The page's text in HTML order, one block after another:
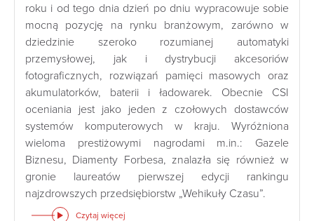
roku i od tego dnia dzień po dniu wypracowuje sobie
mocną pozycję na rynku branżowym, zarówno w
dziedzinie szeroko rozumianej automatyki
przemysłowej, jak i dystrybucji akcesoriów
fotograficznych, rozwiązań pamięci masowych oraz
akumulatorków, baterii i ładowarek. Obecnie CSI
oceniania jest jako jeden z czołowych dostawców
systemów komputerowych w kraju. Wyróżniona
wieloma prestiżowymi nagrodami m.in.: Gazele
Biznesu, Diamenty Forbesa, znalazła się również w
gronie laureatów pierwszej edycji rankingu
najzdrowszych przedsiębiorstw „Wehikuły Czasu”.
Czytaj więcej